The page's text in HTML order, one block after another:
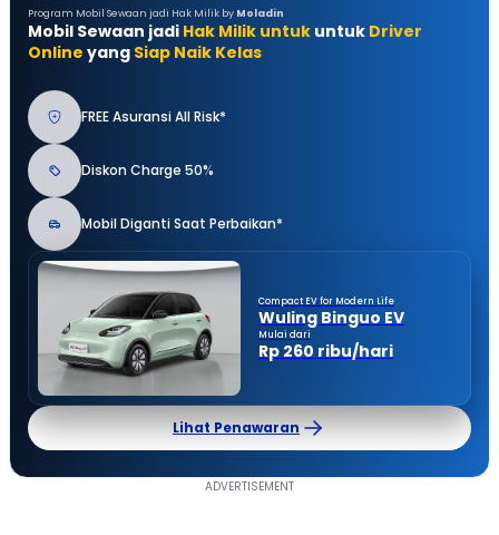
Program Mobil Sewaan jadi Hak Milik by Moladin
Mobil Sewaan jadi Hak Milik untuk untuk Driver
Online yang Siap Naik Kelas
FREE Asuransi All Risk*
Diskon Charge 50%
Mobil Diganti Saat Perbaikan*
Compact EV for Modern Life
Wuling Binguo EV
Mulai dari
Rp 260 ribu/hari
Lihat Penawaran